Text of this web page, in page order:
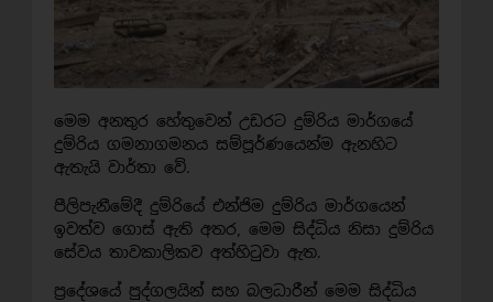
මෙම අනතුර හේතුවෙන් උඩරට දුම්රිය මාර්ගයේ
දුම්රිය ගමනාගමනය සම්පූර්ණයෙන්ම ඇනහිට
ඇතැයි වාර්තා වේ.
පීලිපැනීමේදී දුම්රියේ එන්ජිම දුම්රිය මාර්ගයෙන්
ඉවත්ව ගොස් ඇති අතර, මෙම සිද්ධිය නිසා දුම්රිය
සේවය තාවකාලිකව අත්හිටුවා ඇත.
ප්‍රදේශයේ පුද්ගලයින් සහ බලධාරීන් මෙම සිද්ධිය